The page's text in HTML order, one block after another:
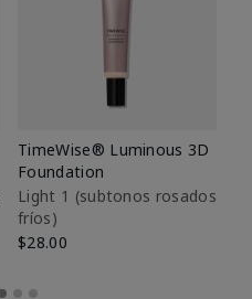
TimeWise® Luminous 3D
Foundation
Light 1​ (subtonos rosados
fríos)
$28.00